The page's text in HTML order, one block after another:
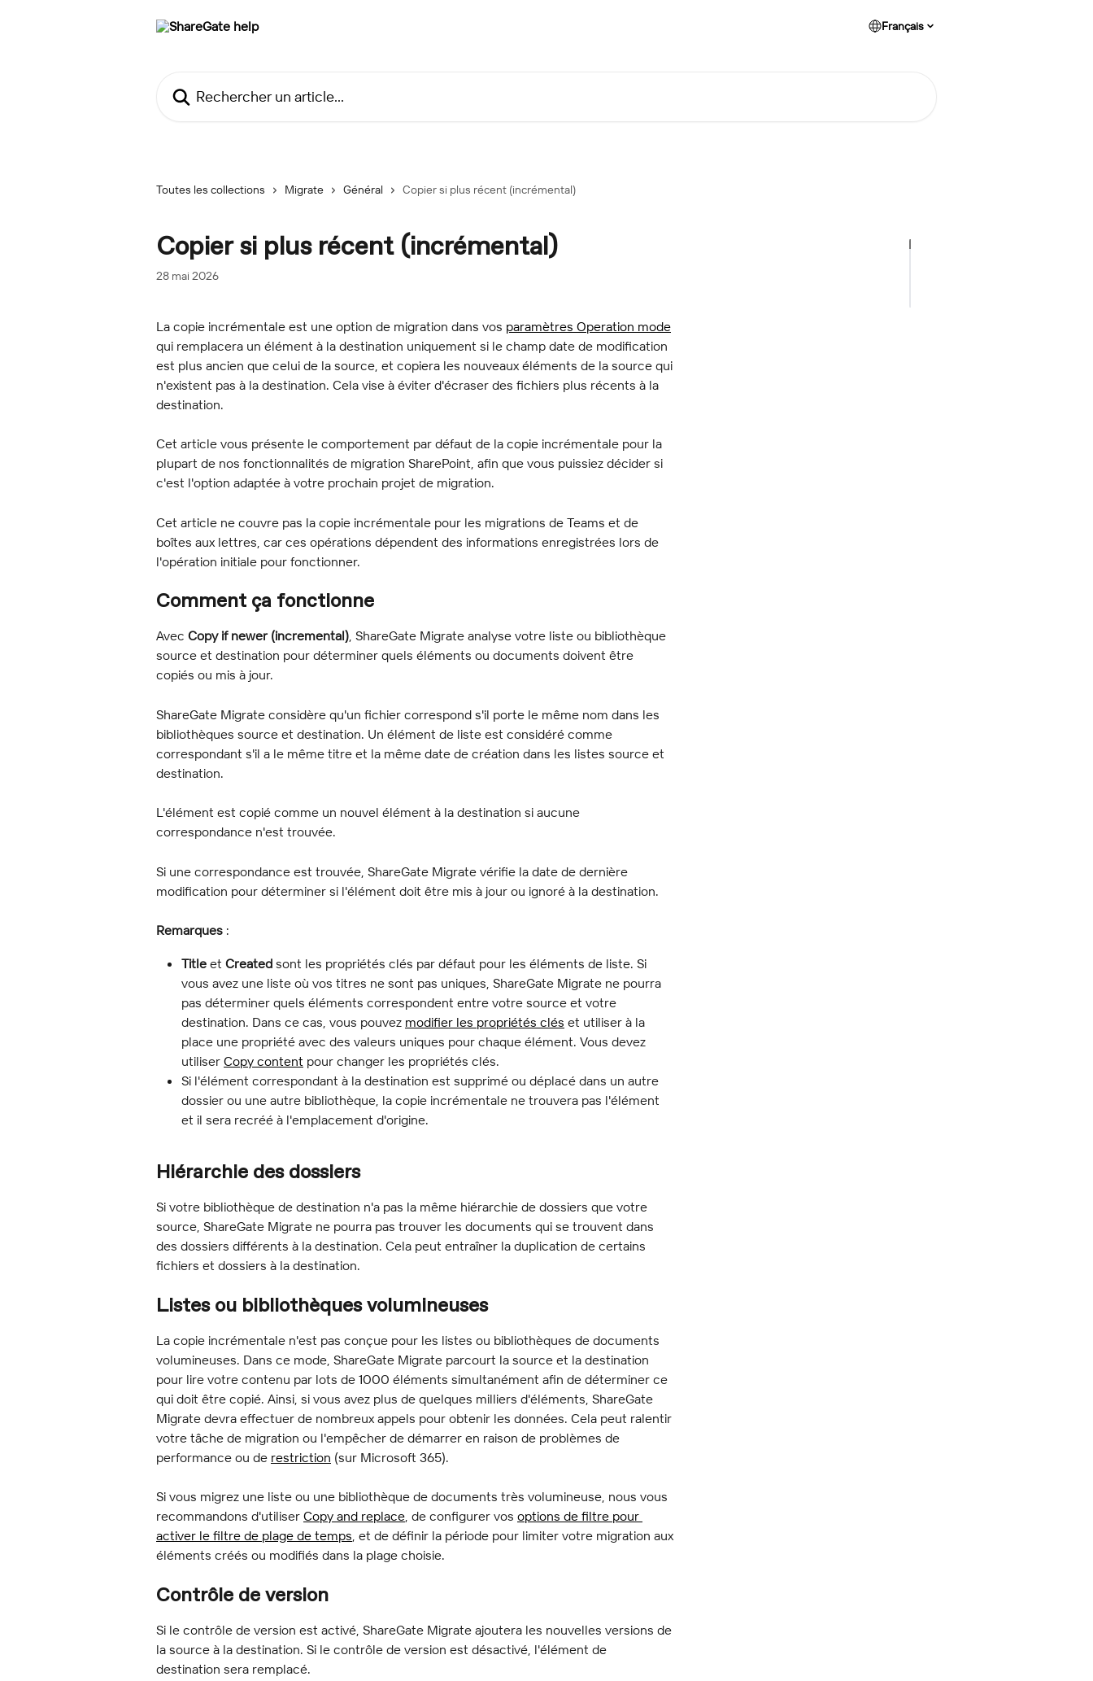
Français
Toutes les collections Migrate Général Copier si plus récent (incrémental)
Copier si plus récent (incrémental)
28 mai 2026
La copie incrémentale est une option de migration dans vos paramètres Operation mode
qui remplacera un élément à la destination uniquement si le champ date de modification
est plus ancien que celui de la source, et copiera les nouveaux éléments de la source qui
n'existent pas à la destination. Cela vise à éviter d'écraser des fichiers plus récents à la
destination.
Cet article vous présente le comportement par défaut de la copie incrémentale pour la
plupart de nos fonctionnalités de migration SharePoint, afin que vous puissiez décider si
c'est l'option adaptée à votre prochain projet de migration.
Cet article ne couvre pas la copie incrémentale pour les migrations de Teams et de
boîtes aux lettres, car ces opérations dépendent des informations enregistrées lors de
l'opération initiale pour fonctionner.
Comment ça fonctionne
Avec Copy if newer (incremental), ShareGate Migrate analyse votre liste ou bibliothèque
source et destination pour déterminer quels éléments ou documents doivent être
copiés ou mis à jour.
ShareGate Migrate considère qu'un fichier correspond s'il porte le même nom dans les
bibliothèques source et destination. Un élément de liste est considéré comme
correspondant s'il a le même titre et la même date de création dans les listes source et
destination.
L'élément est copié comme un nouvel élément à la destination si aucune
correspondance n'est trouvée.
Si une correspondance est trouvée, ShareGate Migrate vérifie la date de dernière
modification pour déterminer si l'élément doit être mis à jour ou ignoré à la destination.
Remarques :
Title et Created sont les propriétés clés par défaut pour les éléments de liste. Si
vous avez une liste où vos titres ne sont pas uniques, ShareGate Migrate ne pourra
pas déterminer quels éléments correspondent entre votre source et votre
destination. Dans ce cas, vous pouvez modifier les propriétés clés et utiliser à la
place une propriété avec des valeurs uniques pour chaque élément. Vous devez
utiliser Copy content pour changer les propriétés clés.
Si l'élément correspondant à la destination est supprimé ou déplacé dans un autre
dossier ou une autre bibliothèque, la copie incrémentale ne trouvera pas l'élément
et il sera recréé à l'emplacement d'origine.
Hiérarchie des dossiers
Si votre bibliothèque de destination n'a pas la même hiérarchie de dossiers que votre
source, ShareGate Migrate ne pourra pas trouver les documents qui se trouvent dans
des dossiers différents à la destination. Cela peut entraîner la duplication de certains
fichiers et dossiers à la destination.
Listes ou bibliothèques volumineuses
La copie incrémentale n'est pas conçue pour les listes ou bibliothèques de documents
volumineuses. Dans ce mode, ShareGate Migrate parcourt la source et la destination
pour lire votre contenu par lots de 1000 éléments simultanément afin de déterminer ce
qui doit être copié. Ainsi, si vous avez plus de quelques milliers d'éléments, ShareGate
Migrate devra effectuer de nombreux appels pour obtenir les données. Cela peut ralentir
votre tâche de migration ou l'empêcher de démarrer en raison de problèmes de
performance ou de restriction (sur Microsoft 365).
Si vous migrez une liste ou une bibliothèque de documents très volumineuse, nous vous
recommandons d'utiliser Copy and replace, de configurer vos options de filtre pour
activer le filtre de plage de temps, et de définir la période pour limiter votre migration aux
éléments créés ou modifiés dans la plage choisie.
Contrôle de version
Si le contrôle de version est activé, ShareGate Migrate ajoutera les nouvelles versions de
la source à la destination. Si le contrôle de version est désactivé, l'élément de
destination sera remplacé.